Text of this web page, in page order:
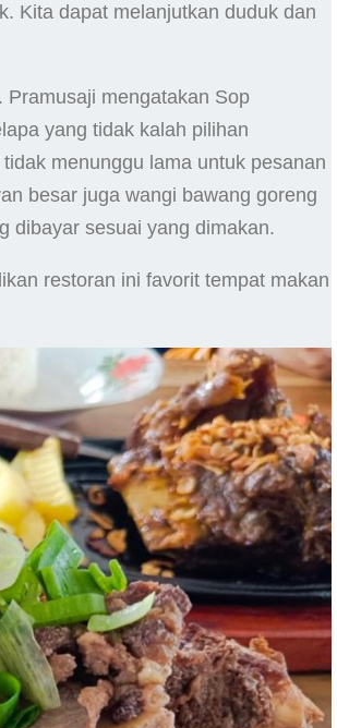
Kita dapat melanjutkan duduk dan
mengatakan Sop
yang tidak kalah pilihan
menunggu lama untuk pesanan
besar juga wangi bawang goreng
dibayar sesuai yang dimakan.
restoran ini favorit tempat makan